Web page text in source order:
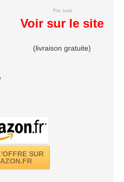
Prix total
Voir sur le site
(livraison gratuite)
SUR